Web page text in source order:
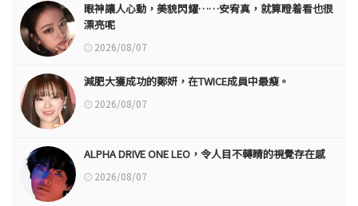
眼神讓人心動，美貌閃耀……安宥真，就算瞪着看也很
漂亮呢
2026/08/07
減肥大獲成功的鄭妍，在TWICE成員中最瘦。
2026/08/07
ALPHA DRIVE ONE LEO，令人目不轉睛的視覺存在感
2026/08/07